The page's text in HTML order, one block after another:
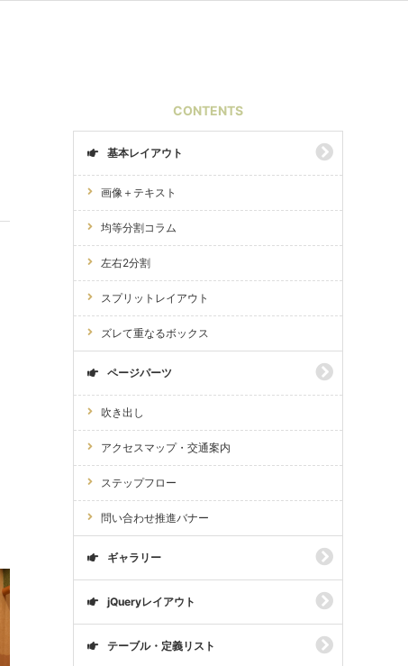
CONTENTS
基本レイアウト
画像＋テキスト
均等分割コラム
左右2分割
スプリットレイアウト
ズレて重なるボックス
ページパーツ
吹き出し
アクセスマップ・交通案内
ステップフロー
問い合わせ推進バナー
ギャラリー
jQueryレイアウト
テーブル・定義リスト